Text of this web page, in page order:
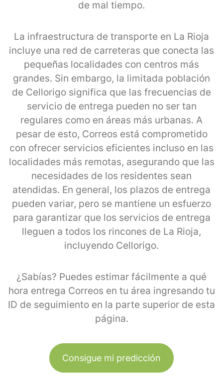
de mal tiempo.
La infraestructura de transporte en La Rioja
incluye una red de carreteras que conecta las
pequeñas localidades con centros más
grandes. Sin embargo, la limitada población
de Cellorigo significa que las frecuencias de
servicio de entrega pueden no ser tan
regulares como en áreas más urbanas. A
pesar de esto, Correos está comprometido
con ofrecer servicios eficientes incluso en las
localidades más remotas, asegurando que las
necesidades de los residentes sean
atendidas. En general, los plazos de entrega
pueden variar, pero se mantiene un esfuerzo
para garantizar que los servicios de entrega
lleguen a todos los rincones de La Rioja,
incluyendo Cellorigo.
¿Sabías? Puedes estimar fácilmente a qué
hora entrega Correos en tu área ingresando tu
ID de seguimiento en la parte superior de esta
página.
Consigue mi predicción